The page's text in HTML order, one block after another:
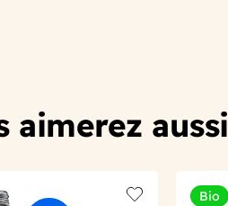
aimerez aussi
Bio